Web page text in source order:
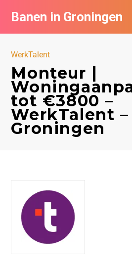
Banen in Groningen
WerkTalent
Monteur |
tot €3800 –
WerkTalent –
Groningen
Vacatures per bedrijf
Nieuwsbrief feed